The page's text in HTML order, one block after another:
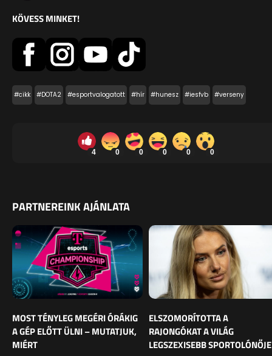
KÖVESS MINKET!
#cikk #DOTA2 #esportvalogatott #hír #hunesz #iesfvb #verseny
4 0 0 0 0 0
PARTNEREINK AJÁNLATA
MOST TÉNYLEG MEGÉRI ÓRÁKIG
A GÉP ELŐTT ÜLNI – MUTATJUK,
MIÉRT
ELSZOMORÍTOTTA A
RAJONGÓKAT A VILÁG
LEGSZEXISEBB SPORTOLÓNŐJE